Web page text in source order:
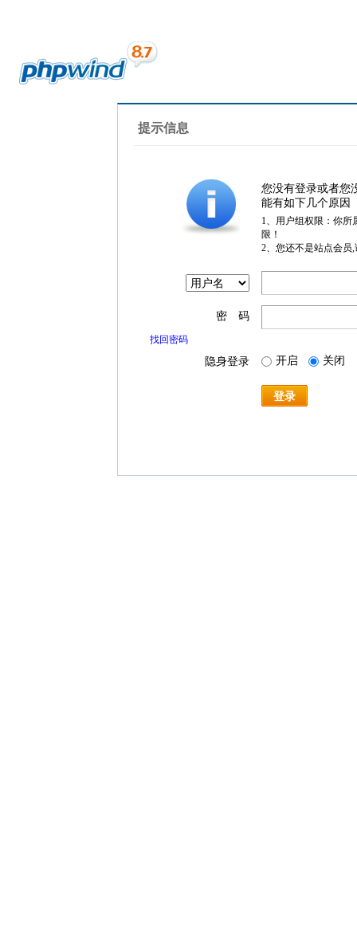
提示信息
您没有登录或者您
能有如下几个原因
1、用户组权限：你所
限！
2、您还不是站点会员
密 码
找回密码
隐身登录 开启 关闭
登录